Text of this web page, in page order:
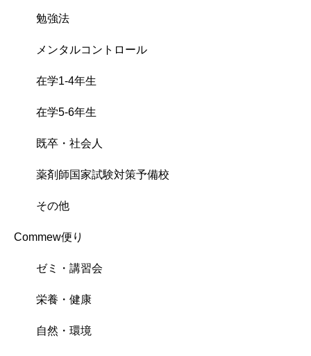
勉強法
メンタルコントロール
在学1-4年生
在学5-6年生
既卒・社会人
薬剤師国家試験対策予備校
その他
Commew便り
ゼミ・講習会
栄養・健康
自然・環境